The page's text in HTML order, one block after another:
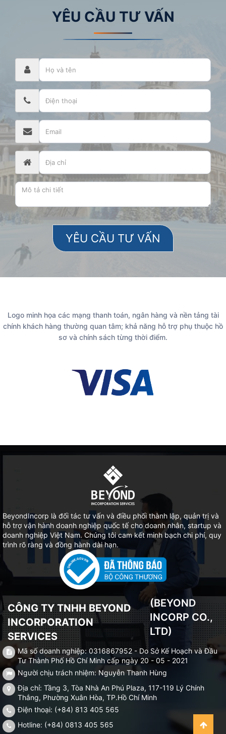
YÊU CẦU TƯ VẤN
Logo minh họa các mạng thanh toán, ngân hàng và nền tảng tài
chính khách hàng thường quan tâm; khả năng hỗ trợ phụ thuộc hồ
sơ và chính sách từng thời điểm.
BeyondIncorp là đối tác tư vấn và điều phối thành lập, quản trị và
hỗ trợ vận hành doanh nghiệp quốc tế cho doanh nhân, startup và
doanh nghiệp Việt Nam. Chúng tôi cam kết minh bạch chi phí, quy
trình rõ ràng và đồng hành dài hạn.
CÔNG TY TNHH BEYOND
INCORPORATION
SERVICES
(BEYOND
INCORP CO.,
LTD)
Mã số doanh nghiệp: 0316867952 - Do Sở Kế Hoạch và Đầu
Tư Thành Phố Hồ Chí Minh cấp ngày 20 - 05 - 2021
Người chịu trách nhiệm: Nguyễn Thanh Hùng
Địa chỉ: Tầng 3, Tòa Nhà An Phú Plaza, 117-119 Lý Chính
Thắng, Phường Xuân Hòa, TP.Hồ Chí Minh
Điện thoại: (+84) 813 405 565
Hotline: (+84) 0813 405 565